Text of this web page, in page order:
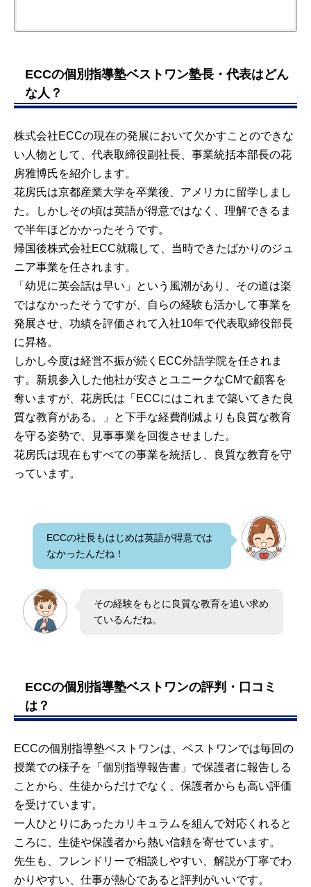
小学生
45分
¥7,500 ¥14,200 ¥20,200 ¥25,600
小学生 ¥13,000 ¥25,200 ¥35,900 ¥45,500
中1～2 ¥14,500 ¥27,600 ¥39,300 ¥49,800
中3 ¥15,300 ¥29,000 ¥41,400 ¥52,300
高1～2 ¥15,300 ¥29,000 ¥41,400 ¥52,300
高3 ¥16,000 ¥30,500 ¥43,400 ¥55,000
小学生
45分
¥13,100 ¥24,900 ¥35,400 ¥44,800
小学生 ¥23,300 ¥44,300 ¥62,900 ¥79,600
中1～2 ¥25,400 ¥48,200 ¥68,700 ¥87,000
中3 ¥26,700 ¥50,700 ¥72,300 ¥91,600
高1～2 ¥26,700 ¥50,700 ¥72,300 ¥91,600
高3 ¥28,000 ¥53,300 ¥76,000 ¥96,100
ECCの個別指導塾ベストワン塾長・代表はどん
な人？
株式会社ECCの現在の発展において欠かすことのできな
い人物として、代表取締役副社長、事業統括本部長の花
房雅博氏を紹介します。
花房氏は京都産業大学を卒業後、アメリカに留学しまし
た。しかしその頃は英語が得意ではなく、理解できるま
で半年ほどかかったそうです。
帰国後株式会社ECC就職して、当時できたばかりのジュ
ニア事業を任されます。
「幼児に英会話は早い」という風潮があり、その道は楽
ではなかったそうですが、自らの経験も活かして事業を
発展させ、功績を評価されて入社10年で代表取締役部長
に昇格。
しかし今度は経営不振が続くECC外語学院を任されま
す。新規参入した他社が安さとユニークなCMで顧客を
奪いますが、花房氏は「ECCにはこれまで築いてきた良
質な教育がある。」と下手な経費削減よりも良質な教育
を守る姿勢で、見事事業を回復させました。
花房氏は現在もすべての事業を統括し、良質な教育を守
っています。
ECCの社長もはじめは英語が得意では
なかったんだね！
その経験をもとに良質な教育を追い求め
ているんだね。
ECCの個別指導塾ベストワンの評判・口コミ
は？
ECCの個別指導塾ベストワンは、ベストワンでは毎回の
授業での様子を「個別指導報告書」で保護者に報告しる
ことから、生徒からだけでなく、保護者からも高い評価
を受けています。
一人ひとりにあったカリキュラムを組んで対応くれると
ころに、生徒や保護者から熱い信頼を寄せています。
先生も、フレンドリーで相談しやすい、解説が丁寧でわ
かりやすい、仕事が熱心であると評判がいいです。